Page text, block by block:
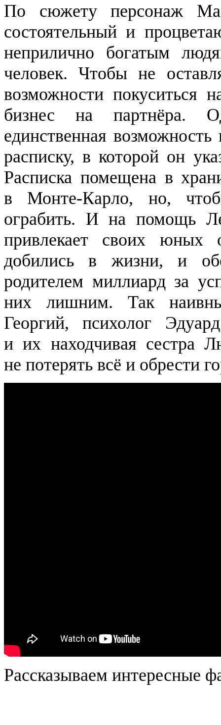
По сюжету персонаж
состоятельный и
неприлично богатым
человек. Чтобы не
возможности покуситься
бизнес на партнёра.
единственная
расписку, в которой он
Расписка помещена в
в Монте-Карло, но,
ограбить. И на помощь
привлекает своих юных
добились в жизни, и
родителем миллиард за
них лишним. Так
Георгий, психолог
и их находчивая сестра
не потерять всё и обрести
Рассказываем интересные